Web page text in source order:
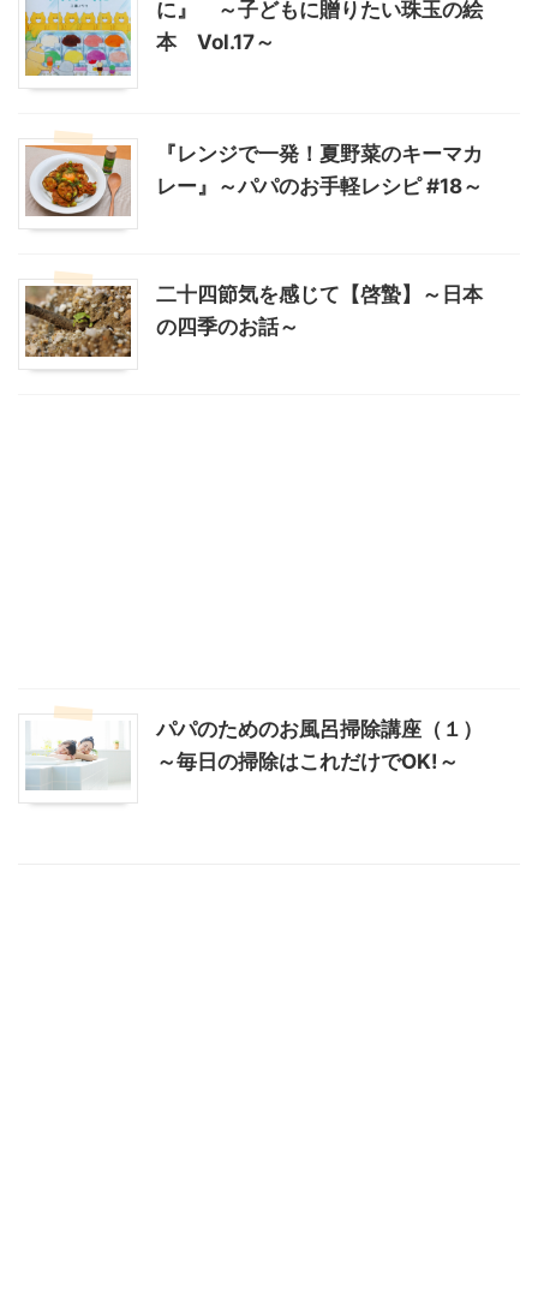
に』 ～子どもに贈りたい珠玉の絵
本 Vol.17～
『レンジで一発！夏野菜のキーマカ
レー』～パパのお手軽レシピ #18～
二十四節気を感じて【啓蟄】～日本
の四季のお話～
パパのためのお風呂掃除講座（１）
～毎日の掃除はこれだけでOK!～